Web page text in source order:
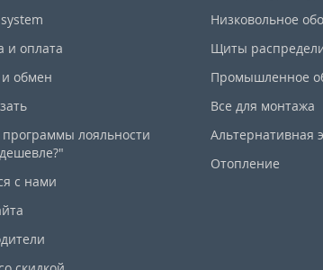
и оплата
обмен
лояльности
с нами
Низковольное
Щиты
Промышленное
Все для монтажа
Альтернативная
Отопление